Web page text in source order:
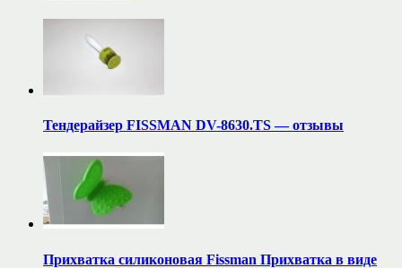
Тендерайзер FISSMAN DV-8630.TS — отзывы
Прихватка силиконовая Fissman Прихватка в виде